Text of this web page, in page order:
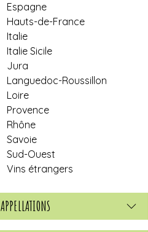
Espagne
Hauts-de-France
Italie
Italie Sicile
Jura
Languedoc-Roussillon
Loire
Provence
Rhône
Savoie
Sud-Ouest
Vins étrangers
APPELLATIONS